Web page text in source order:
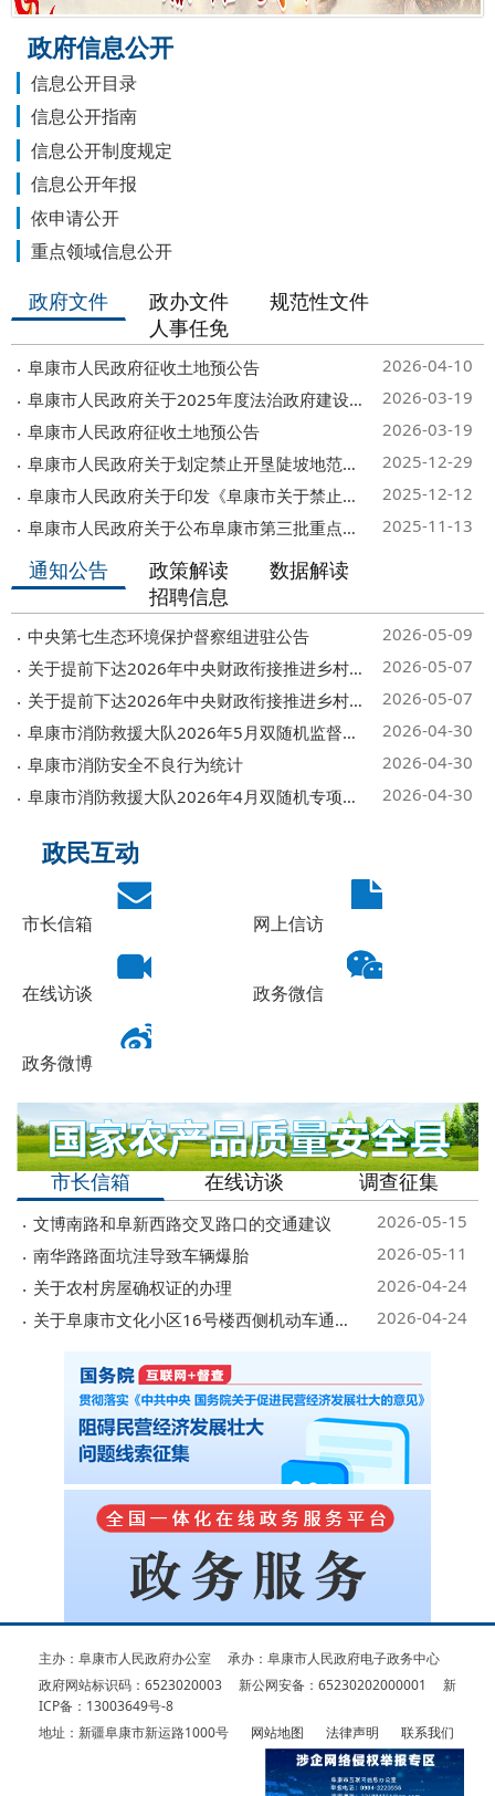
政府信息公开
信息公开目录
信息公开指南
信息公开制度规定
信息公开年报
依申请公开
重点领域信息公开
政府文件 政办文件
规范性文件
人事任免
阜康市人民政府征收土地预公告
2026-04-10
阜康市人民政府关于2025年度法治政府建设工作的报告
2026-03-19
阜康市人民政府征收土地预公告
2026-03-19
阜康市人民政府关于划定禁止开垦陡坡地范围的公告
2025-12-29
阜康市人民政府关于印发《阜康市关于禁止燃放烟花爆竹的通告...
2025-12-12
阜康市人民政府关于公布阜康市第三批重点货运源头企业名录的...
2025-11-13
通知公告 政策解读
数据解读
招聘信息
中央第七生态环境保护督察组进驻公告
2026-05-09
关于提前下达2026年中央财政衔接推进乡村振兴 补助资金（少...
2026-05-07
关于提前下达2026年中央财政衔接推进乡村振兴 补助资金（少...
2026-05-07
阜康市消防救援大队2026年5月双随机监督检查抽查任务
2026-04-30
阜康市消防安全不良行为统计
2026-04-30
阜康市消防救援大队2026年4月双随机专项检查抽查结果
2026-04-30
政民互动
市长信箱 网上信访
在线访谈 政务微信
政务微博
市长信箱 在线访谈 调查征集
文博南路和阜新西路交叉路口的交通建议
2026-05-15
南华路路面坑洼导致车辆爆胎
2026-05-11
关于农村房屋确权证的办理
2026-04-24
关于阜康市文化小区16号楼西侧机动车通道改造存在安全隐患的...
2026-04-24
主办：阜康市人民政府办公室
承办：阜康市人民政府电子政务中心
政府网站标识码：6523020003
新公网安备：65230202000001
新
ICP备：13003649号-8
地址：新疆阜康市新运路1000号
网站地图 法律声明 联系我们